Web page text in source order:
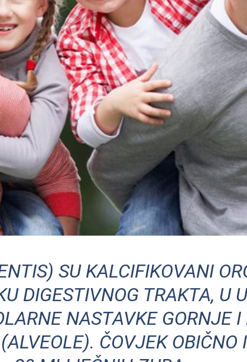
SU KALCIFIKOVANI
DIGESTIVNOG TRAKTA, U
NASTAVKE GORNJE
ČOVJEK